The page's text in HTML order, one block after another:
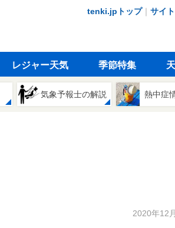
tenki.jpトップ｜ サイ
レジャー天気 季節特集
気象予報士の解説 熱中症
2020年12